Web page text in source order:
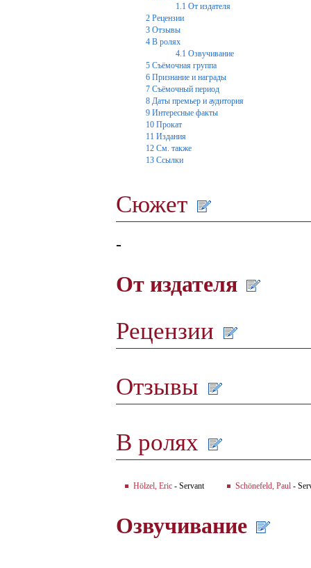
1.1 От издателя
2 Рецензии
3 Отзывы
4 В ролях
4.1 Озвучивание
5 Съёмочная группа
6 Признание и награды
7 Съёмочный период
8 Даты премьер и аудитория
9 Интересные факты
10 Прокат
11 Издания
12 См. также
13 Ссылки
Сюжет
-
От издателя
Рецензии
Отзывы
В ролях
Hölzel, Eric - Servant Schönefeld, Paul -
Озвучивание